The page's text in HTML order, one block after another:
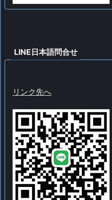
LINE日本語問合せ
リンク先へ